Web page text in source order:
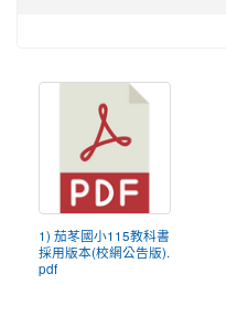
1) 茄苳國小115教科書
採用版本(校網公告版).
pdf